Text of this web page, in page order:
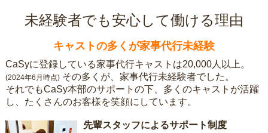
未経験者でも安心して働ける理由
キャストの多くが家事代行未経験
CaSyに登録している家事代行キャストは20,000人以上。
(2024年6月時点) その多くが、家事代行未経験者でした。
それでもCaSy本部のサポートの下、多くのキャストが活躍
し、たくさんのお客様を笑顔にしています。
先輩スタッフによるサポート制度